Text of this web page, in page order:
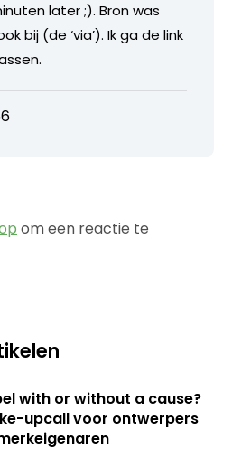
later ;). Bron was
bij (de ‘via’). Ik ga de link
om een reactie te
with or without a cause?
upcall voor ontwerpers